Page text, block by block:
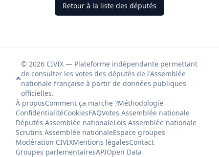
Retour à la liste des députés
© 2026 CIVIX — Plateforme indépendante permettant
de consulter les votes des députés de l'Assemblée
nationale française à partir de données publiques
officielles.
À proposComment ça marche ?Méthodologie
ConfidentialitéCookiesFAQVotes Assemblée nationale
Députés Assemblée nationaleLois Assemblée nationale
Scrutins Assemblée nationaleEspace groupes
Modération CIVIXMentions légalesContact
Groupes parlementairesAPIOpen Data